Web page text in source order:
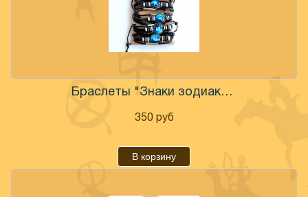
Браслеты "Знаки зодиака" светящиеся
350 руб
В корзину